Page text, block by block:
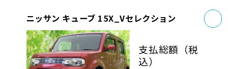
ニッサン キューブ 15X_Vセレクション
支払総額 （税
込）